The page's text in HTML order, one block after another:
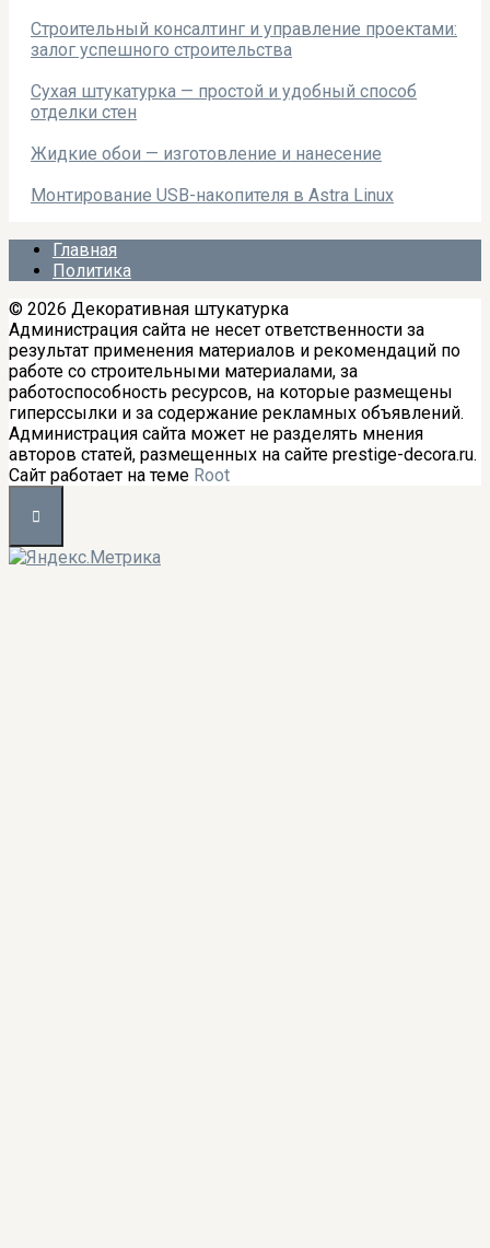
Строительный консалтинг и управление проектами:
залог успешного строительства
Сухая штукатурка — простой и удобный способ
отделки стен
Жидкие обои — изготовление и нанесение
Монтирование USB-накопителя в Astra Linux
Главная
Политика
© 2026 Декоративная штукатурка
Администрация сайта не несет ответственности за
результат применения материалов и рекомендаций по
работе со строительными материалами, за
работоспособность ресурсов, на которые размещены
гиперссылки и за содержание рекламных объявлений.
Администрация сайта может не разделять мнения
авторов статей, размещенных на сайте prestige-decora.ru.
Сайт работает на теме Root